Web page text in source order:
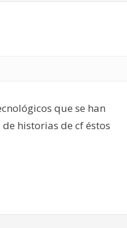
que se han
historias de cf éstos